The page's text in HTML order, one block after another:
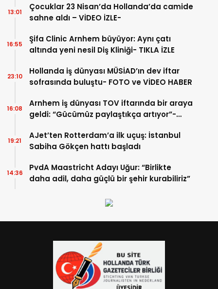
Çocuklar 23 Nisan’da Hollanda’da camide
sahne aldı – VİDEO İZLE-
13:01
Şifa Clinic Arnhem büyüyor: Aynı çatı
altında yeni nesil Diş Kliniği- TIKLA İZLE
16:55
Hollanda iş dünyası MÜSİAD’ın dev iftar
sofrasında buluştu- FOTO ve VİDEO HABER
23:10
Arnhem iş dünyası TOV iftarında bir araya
geldi: “Gücümüz paylaştıkça artıyor”-
16:08
AJet’ten Rotterdam’a ilk uçuş: İstanbul
Sabiha Gökçen hattı başladı
19:21
PvdA Maastricht Adayı Uğur: “Birlikte
daha adil, daha güçlü bir şehir kurabiliriz”
14:36